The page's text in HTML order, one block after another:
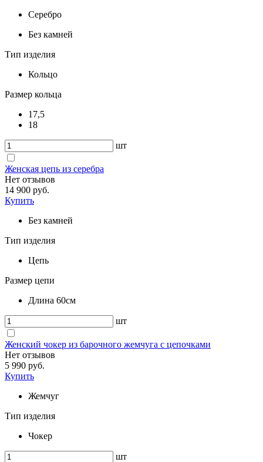
Серебро
Без камней
Тип изделия
Кольцо
Размер кольца
17,5
18
шт
Женская цепь из серебра
Нет отзывов
14 900 руб.
Купить
Без камней
Тип изделия
Цепь
Размер цепи
Длина 60см
шт
Женский чокер из барочного жемчуга с цепочками
Нет отзывов
5 990 руб.
Купить
Жемчуг
Тип изделия
Чокер
шт